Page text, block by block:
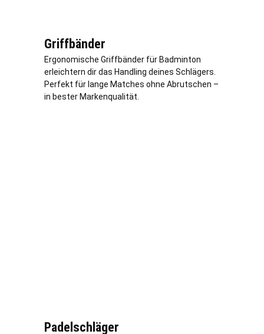
Griffbänder
Ergonomische Griffbänder für Badminton
erleichtern dir das Handling deines Schlägers.
Perfekt für lange Matches ohne Abrutschen –
in bester Markenqualität.
Padelschläger